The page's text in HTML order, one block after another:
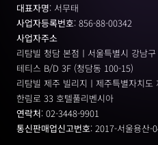
대표자명: 서무태
사업자등록번호: 856-88-00342
사업자주소
리탐빌 청담 본점ㅣ서울특별시 강남
테티스 B/D 3F (청담동 100-15)
리탐빌 제주 빌리지ㅣ제주특별자치도
한림로 33 호텔풀리벤시아
연락처: 02-3448-9901
통신판매업신고번호: 2017-서울용산-